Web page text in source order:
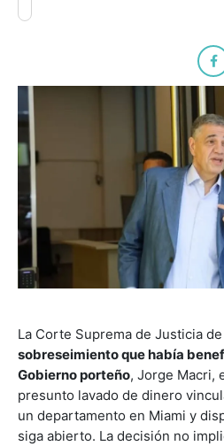
La Corte Suprema de Justicia
sobreseimiento que había
Gobierno porteño, Jorge Macri,
presunto lavado de dinero
un departamento en Miami y
siga abierto. La decisión no